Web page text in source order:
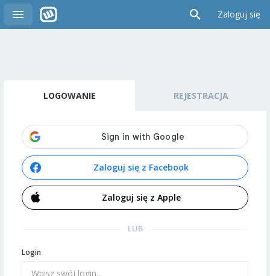
Zaloguj się
LOGOWANIE REJESTRACJA
Zaloguj się z Facebook
Zaloguj się z Apple
LUB
Login